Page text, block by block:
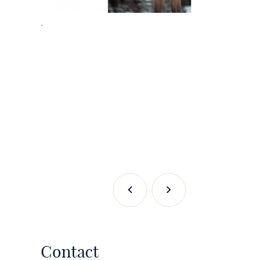
-
Previous Next
Contact